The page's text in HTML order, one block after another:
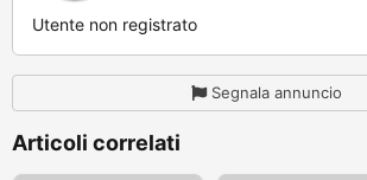
Utente non registrato
Segnala annuncio
Articoli correlati